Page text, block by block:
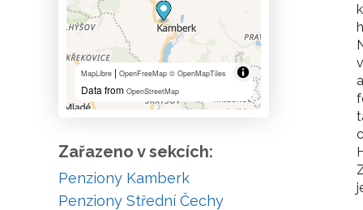
MapLibre | OpenFreeMap © OpenMapTiles
Data from OpenStreetMap
Zařazeno v sekcích:
Penziony Kamberk
Penziony Střední Čechy